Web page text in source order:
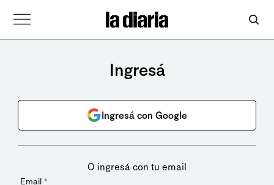
Ingresá
Ingresá con Google
O ingresá con tu email
Email *